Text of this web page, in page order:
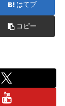
はてブ
コピー